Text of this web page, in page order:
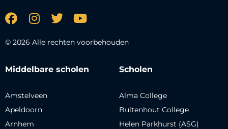
© 2026 Alle rechten voorbehouden
Middelbare scholen
Amstelveen
Apeldoorn
Arnhem
Scholen
Alma College
Buitenhout College
Helen Parkhurst (ASG)